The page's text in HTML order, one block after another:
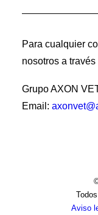
Para cualquier
nosotros a través
Grupo AXON
Email:
Aviso